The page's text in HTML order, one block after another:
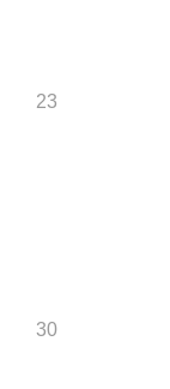
23
30